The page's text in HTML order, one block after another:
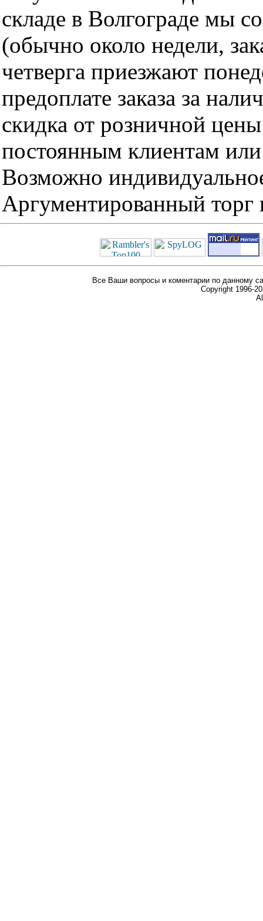
складе в Волгограде мы
(обычно около недели,
четверга приезжают
предоплате заказа за
скидка от розничной
постоянным клиентам
Возможно
Аргументированный торг
Все Ваши вопросы и коментарии по данному
Copyright 1996-